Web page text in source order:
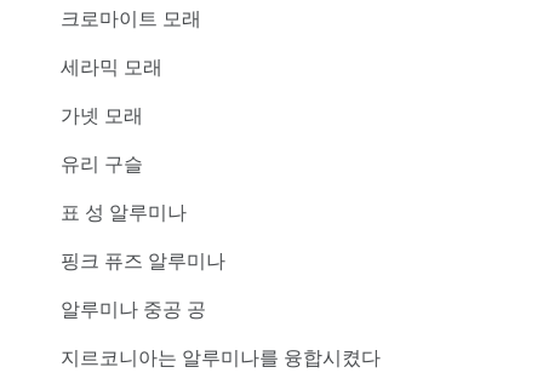
크로마이트 모래
세라믹 모래
가넷 모래
유리 구슬
표 성 알루미나
핑크 퓨즈 알루미나
알루미나 중공 공
지르코니아는 알루미나를 융합시켰다